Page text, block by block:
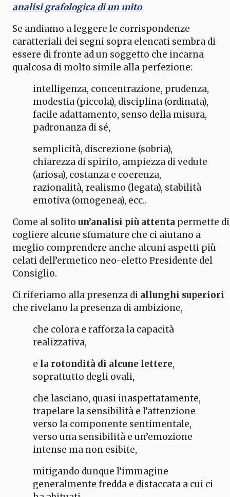
analisi grafologica di un mito
Se andiamo a leggere le corrispondenze
caratteriali dei segni sopra elencati sembra di
essere di fronte ad un soggetto che incarna
qualcosa di molto simile alla perfezione:
intelligenza, concentrazione, prudenza,
modestia (piccola), disciplina (ordinata),
facile adattamento, senso della misura,
padronanza di sé,
semplicità, discrezione (sobria),
chiarezza di spirito, ampiezza di vedute
(ariosa), costanza e coerenza,
razionalità, realismo (legata), stabilità
emotiva (omogenea), ecc..
Come al solito un’analisi più attenta permette di
cogliere alcune sfumature che ci aiutano a
meglio comprendere anche alcuni aspetti più
celati dell’ermetico neo-eletto Presidente del
Consiglio.
Ci riferiamo alla presenza di allunghi superiori
che rivelano la presenza di ambizione,
che colora e rafforza la capacità
realizzativa,
e la rotondità di alcune lettere,
soprattutto degli ovali,
che lasciano, quasi inaspettatamente,
trapelare la sensibilità e l’attenzione
verso la componente sentimentale,
verso una sensibilità e un’emozione
intense ma non esibite,
mitigando dunque l’immagine
generalmente fredda e distaccata a cui ci